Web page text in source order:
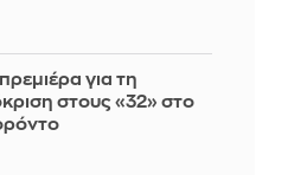
για τη
στους «32» στο